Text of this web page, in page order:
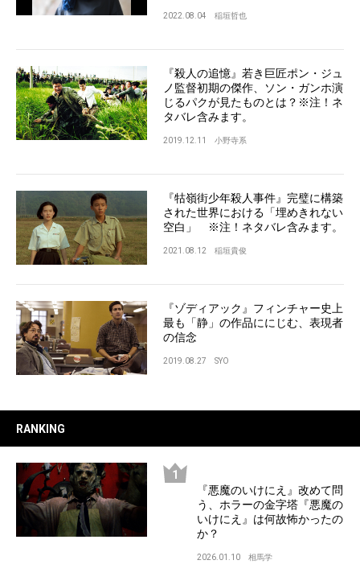
2022.08.04 稲垣哲也
『殺人の追憶』若き巨匠ポン・ジュ
ノ監督初期の傑作、ソン・ガンホ演
じるパクが見たものとは？※注！ネ
タバレ含みます。
2019.12.11 小野寺系
『牯嶺街少年殺人事件』完璧に構築
された世界における「埋めきれない
空白」 ※注！ネタバレ含みます。
2021.08.12 稲垣貴俊
『ゾディアック』フィンチャー史上
最も「静」の作品ににじむ、表現者
の信念
2019.08.27 SYO
RANKING
『悪魔のいけにえ』改めて問
う、ホラーの金字塔『悪魔の
いけにえ』は何故怖かったの
か？
2026.01.10 相馬学